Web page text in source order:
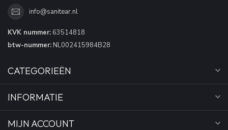
info@sanitear.nl
KVK nummer: 63514818
btw-nummer: NL002415984B28
CATEGORIEËN
INFORMATIE
MIJN ACCOUNT